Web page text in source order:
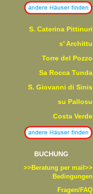
S. Caterina Pittinuri
s' Archittu
Torre del Pozzo
Sa Rocca Tunda
S. Giovanni di Sinis
su Pallosu
Costa Verde
BUCHUNG
>>Beratung per mail>>
Bedingungen
Fragen/FAQ